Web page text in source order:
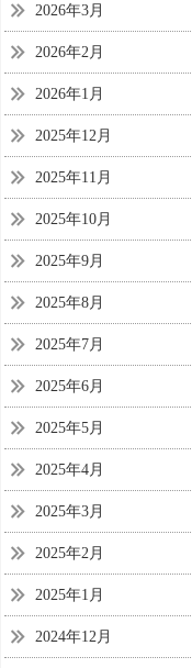
2026年3月
2026年2月
2026年1月
2025年12月
2025年11月
2025年10月
2025年9月
2025年8月
2025年7月
2025年6月
2025年5月
2025年4月
2025年3月
2025年2月
2025年1月
2024年12月